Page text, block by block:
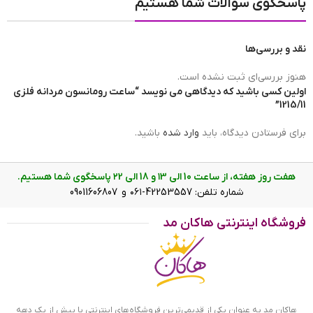
مبدا برند ساعت
عرض بند
ساعت رومانسون مردانه فلزی 1215/11
ویژگی ساعت رومانسون مردانه فلزی
نقد و بررسی‌ها
هنوز بررسی‌ای ثبت نشده است.
اولین کسی باشید که دیدگاهی می نویسد “ساعت رومانسون مردانه فلزی
1215/11”
برای فرستادن دیدگاه، باید وارد شده باشید.
هفت روز هفته، از ساعت 10 الی ۱3 و 18 الی ۲2 پاسخگوی شما هستیم.
شماره تلفن: 42253557-۰۶۱ و 09011606807
فروشگاه اینترنتی هاکان مد
هاکان مد به عنوان یکی از قدیمی‌ترین فروشگاه‌های اینترنتی با بیش از یک دهه